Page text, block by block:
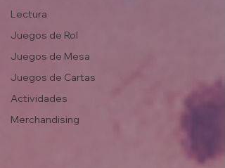
Lectura
Juegos de Rol
Juegos de Mesa
Juegos de Cartas
Actividades
Merchandising